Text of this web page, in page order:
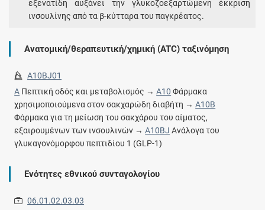
εξενατίδη αυξάνει την γλυκοζοεξαρτώμενη έκκριση
ινσουλίνης από τα β-κύτταρα του παγκρέατος.
Ανατομική/θεραπευτική/χημική (ATC) ταξινόμηση
A10BJ01
A Πεπτική οδός και μεταβολισμός →A10 Φάρμακα
χρησιμοποιούμενα στον σακχαρώδη διαβήτη →A10B
Φάρμακα για τη μείωση του σακχάρου του αίματος,
εξαιρουμένων των ινσουλινών →A10BJ Ανάλογα του
γλυκαγονόμορφου πεπτιδίου 1 (GLP-1)
Ενότητες εθνικού συνταγολογίου
06.01.02.03.03